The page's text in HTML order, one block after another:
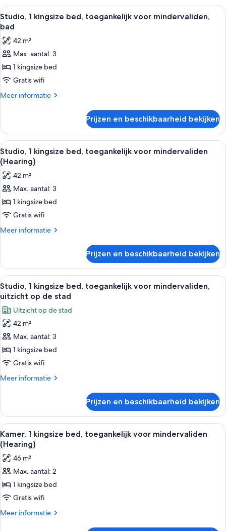
laden
queensize
bedden,
koelkast
Bar)
Alle
foto's
voor
Studio,
1
kingsize
bed,
toegankelijk
bad
laden
Een moderne hotelkamer met een
5
Studio, 1 kingsize bed, toegankelijk voor mindervaliden,
bad
42 m²
Max. aantal: 3
1 kingsize bed
Gratis wifi
Meer informatie
Meer
1
kingsize
bed,
toegankelijk
voor
mindervaliden,
bad
Prijzen en beschikbaarheid bekijken
Alle
foto's
voor
Studio,
1
kingsize
bed,
toegankelijk
(Hearing)
laden
Een moderne hotelkamer met een
5
Studio, 1 kingsize bed, toegankelijk voor mindervaliden
(Hearing)
42 m²
Max. aantal: 3
1 kingsize bed
Gratis wifi
Meer informatie
Meer
1
kingsize
bed,
toegankelijk
mindervaliden
(Hearing)
Prijzen en beschikbaarheid bekijken
Alle
foto's
voor
Studio,
1
kingsize
bed,
toegankelijk
voor
op
de
stad
laden
Een moderne hotelkamer met een
5
Studio, 1 kingsize bed, toegankelijk voor mindervaliden,
uitzicht op de stad
Uitzicht op de stad
42 m²
Max. aantal: 3
1 kingsize bed
Gratis wifi
Meer informatie
Meer
1
kingsize
bed,
toegankelijk
voor
mindervaliden,
uitzicht
de
stad
Prijzen en beschikbaarheid bekijken
Alle
foto's
voor
Kamer,
1
kingsize
bed,
toegankelijk
Een hotelkamer met een groot bed,
5
Kamer, 1 kingsize bed, toegankelijk voor mindervaliden
(Hearing)
46 m²
Max. aantal: 2
1 kingsize bed
Gratis wifi
Meer informatie
Meer